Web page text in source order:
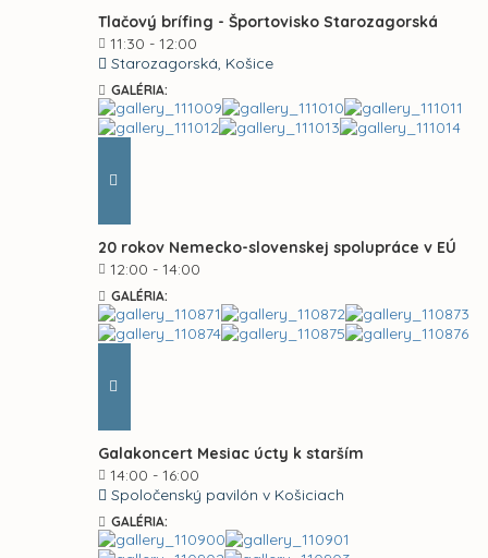
Tlačový brífing - Športovisko Starozagorská
11:30 - 12:00
Starozagorská, Košice
GALÉRIA:
20 rokov Nemecko-slovenskej spolupráce v EÚ
12:00 - 14:00
GALÉRIA:
Galakoncert Mesiac úcty k starším
14:00 - 16:00
Spoločenský pavilón v Košiciach
GALÉRIA: